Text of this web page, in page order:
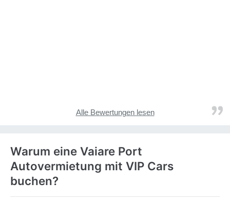
Alle Bewertungen lesen
Warum eine Vaiare Port
Autovermietung mit VIP Cars
buchen?